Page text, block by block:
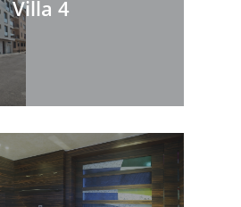
Villa 4